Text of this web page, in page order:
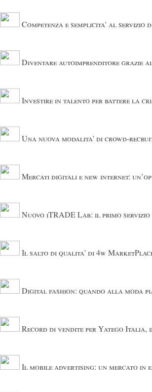
Competenza e semplicita' al servizio
Diventare autoimprenditore grazie
Investire in talento per battere la
Una nuova modalita' di crowd-
Mercati digitali e new internet:
Nuovo iTRADE Lab: il primo
Il salto di qualita' di 4w
Digital fashion: quando alla moda
Record di vendite per Yatego
Il mobile advertising: un mercato in